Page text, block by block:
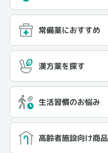
常備薬におすすめ
漢方薬を探す
生活習慣のお悩み
高齢者施設向け商品